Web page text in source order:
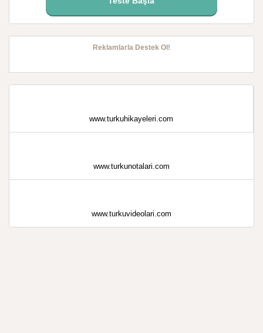
Reklamlarla Destek Ol!
www.turkuhikayeleri.com
www.turkunotalari.com
www.turkuvideolari.com